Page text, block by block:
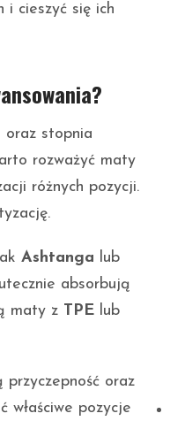
i cieszyć się ich
oraz stopnia
rozważyć maty
różnych pozycji.
Ashtanga lub
absorbują
maty z TPE lub
oraz
pozycje